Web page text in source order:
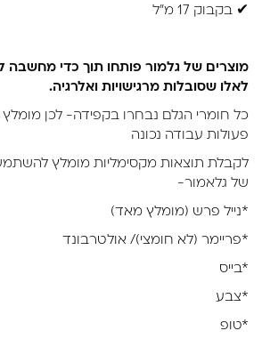
✔ בקבוק 17 מ"ל
מוצרים של גלמור פותחו תוך כדי מחשבה
לאלו שסובלות מרגישויות ואלרגיה.
כל חומרי הגלם נבחרו בקפידה- לכן
פעולות עבודה נכונה
לקבלת תוצאות מקסימליות מומלץ
של גלאמור-
*נייל פרש (מומלץ מאד)
*פריימר (לא חומצי)/ אולטרבונד
*בייס
*צבע
*טופ